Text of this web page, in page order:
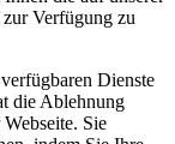
Verfügung zu
Dienste
die Ablehnung
Sie